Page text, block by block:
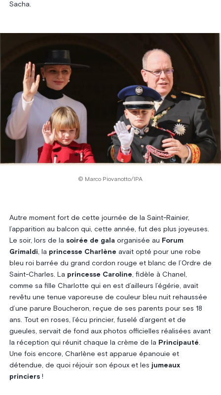
Sacha.
© Marco Piovanotto/IPA
Autre moment fort de cette journée de la Saint-Rainier,
l’apparition au balcon qui, cette année, fut des plus joyeuses.
Le soir, lors de la soirée de galaorganisée au Forum
Grimaldi, la princesse Charlène avait opté pour une robe
bleu roi barrée du grand cordon rouge et blanc de l’Ordre de
Saint-Charles. La princesse Caroline, fidèle à Chanel,
comme sa fille Charlotte qui en est d’ailleurs l’égérie, avait
revêtu une tenue vaporeuse de couleur bleu nuit rehaussée
d’une parure Boucheron, reçue de ses parents pour ses 18
ans. Tout en roses, l’écu princier, fuselé d’argent et de
gueules, servait de fond aux photos officielles réalisées avant
la réception qui réunit chaque la crème de la Principauté.
Une fois encore, Charlène est apparue épanouie et
détendue, de quoi réjouir son époux et les jumeaux
princiers!